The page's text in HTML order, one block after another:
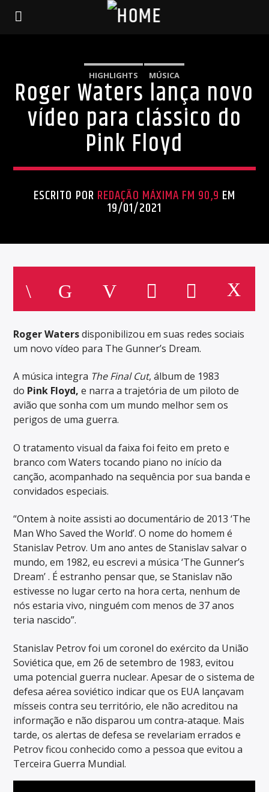
HIGHLIGHTS MÚSICA
Roger Waters lança novo
vídeo para clássico do
Pink Floyd
ESCRITO POR REDAÇÃO MÁXIMA FM 90,9 EM
19/01/2021
Roger Watersdisponibilizou em suas redes sociais
um novo vídeo para The Gunner’s Dream.
A música integra The Final Cut, álbum de 1983
do Pink Floyd,e narra a trajetória de um piloto de
avião que sonha com um mundo melhor sem os
perigos de uma guerra.
O tratamento visual da faixa foi feito em preto e
branco com Waters tocando piano no início da
canção, acompanhado na sequência por sua banda e
convidados especiais.
“Ontem à noite assisti ao documentário de 2013 ‘The
Man Who Saved the World’. O nome do homem é
Stanislav Petrov. Um ano antes de Stanislav salvar o
mundo, em 1982, eu escrevi a música ‘The Gunner’s
Dream’ . É estranho pensar que, se Stanislav não
estivesse no lugar certo na hora certa, nenhum de
nós estaria vivo, ninguém com menos de 37 anos
teria nascido”.
Stanislav Petrov foi um coronel do exército da União
Soviética que, em 26 de setembro de 1983, evitou
uma potencial guerra nuclear. Apesar de o sistema de
defesa aérea soviético indicar que os EUA lançavam
mísseis contra seu território, ele não acreditou na
informação e não disparou um contra-ataque. Mais
tarde, os alertas de defesa se revelariam errados e
Petrov ficou conhecido como a pessoa que evitou a
Terceira Guerra Mundial.